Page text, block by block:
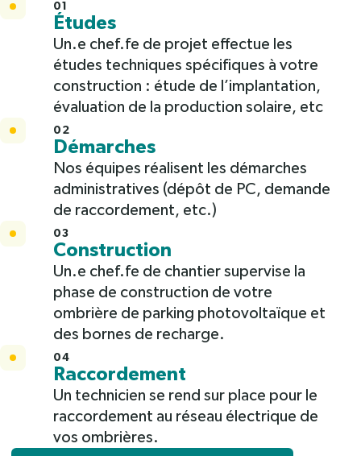
01
Études
Un.e chef.fe de projet effectue les
études techniques spécifiques à votre
construction : étude de l’implantation,
évaluation de la production solaire, etc
02
Démarches
Nos équipes réalisent les démarches
administratives (dépôt de PC, demande
de raccordement, etc.)
03
Construction
Un.e chef.fe de chantier supervise la
phase de construction de votre
ombrière de parking photovoltaïque et
des bornes de recharge.
04
Raccordement
Un technicien se rend sur place pour le
raccordement au réseau électrique de
vos ombrières.